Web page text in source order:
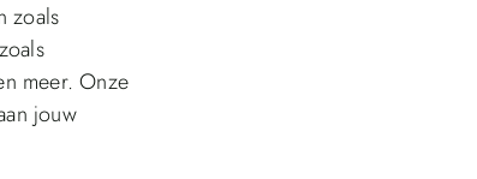
zoals
meer. Onze
jouw